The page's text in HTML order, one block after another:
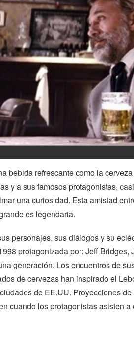
bebida refrescante como la
y a sus famosos protagonistas, casi
una curiosidad. Esta amistad
es legendaria.
personajes, sus diálogos y su
protagonizada por: Jeff Bridges,
generación. Los encuentros de
de cervezas han inspirado el
de EE.UU. Proyecciones de
cuando los protagonistas asisten a